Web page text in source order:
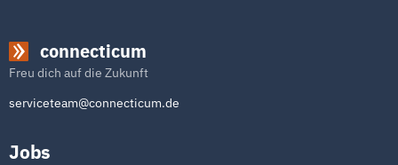
connecticum
Freu dich auf die Zukunft
serviceteam@connecticum.de
Jobs